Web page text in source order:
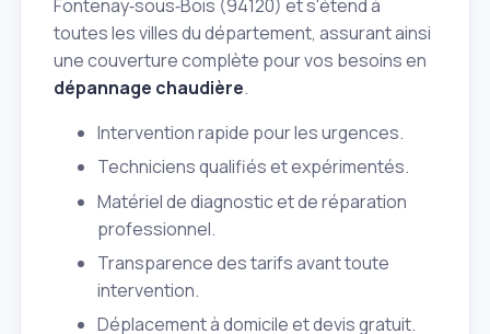
Fontenay‑sous‑Bois (94120) et s'étend à
toutes les villes du département, assurant ainsi
une couverture complète pour vos besoins en
dépannage chaudière.
Intervention rapide pour les urgences.
Techniciens qualifiés et expérimentés.
Matériel de diagnostic et de réparation
professionnel.
Transparence des tarifs avant toute
intervention.
Déplacement à domicile et devis gratuit.